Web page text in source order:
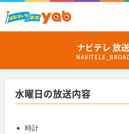
ナビテレ 放
水曜日の放送内容
時計